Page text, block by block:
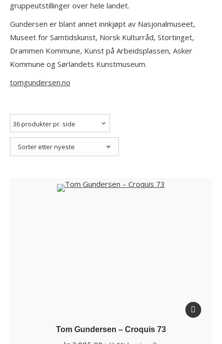
gruppeutstillinger over hele landet.
Gundersen er blant annet innkjøpt av Nasjonalmuseet,
Museet for Samtidskunst, Norsk Kulturråd, Stortinget,
Drammen Kommune, Kunst på Arbeidsplassen, Asker
Kommune og Sørlandets Kunstmuseum.
tomgundersen.no
Tom Gundersen – Croquis 73